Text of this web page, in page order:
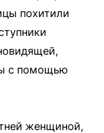
похитили
с помощью
женщиной,